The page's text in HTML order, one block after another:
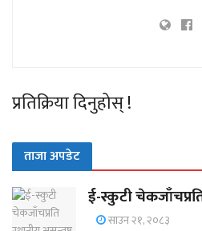
प्रतिक्रिया दिनुहोस् !
ताजा अपडेट
ई-स्कुटी
साउन २१, २०८३